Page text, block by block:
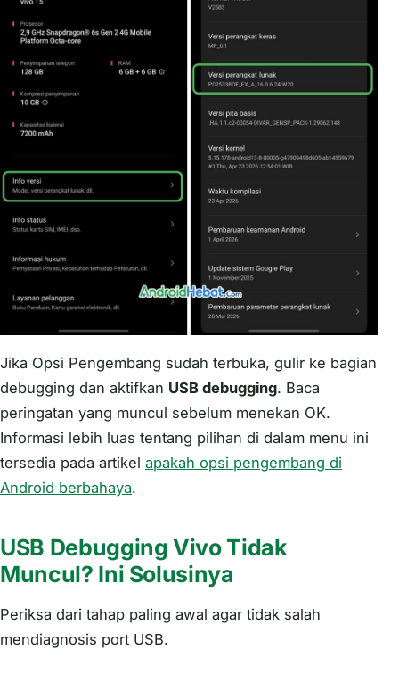
Jika Opsi Pengembang sudah terbuka, gulir ke bagian
debugging dan aktifkan USB debugging. Baca
peringatan yang muncul sebelum menekan OK.
Informasi lebih luas tentang pilihan di dalam menu ini
tersedia pada artikel apakah opsi pengembang di
Android berbahaya.
USB Debugging Vivo Tidak
Muncul? Ini Solusinya
Periksa dari tahap paling awal agar tidak salah
mendiagnosis port USB.